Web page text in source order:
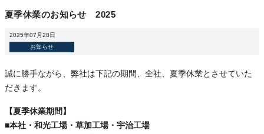
夏季休業のお知らせ 2025
2025年07月28日
お知らせ
誠に勝手ながら、弊社は下記の期間、全社、夏季休業とさせていた
だきます。
【夏季休業期間】
■本社・和光工場・草加工場・宇治工場